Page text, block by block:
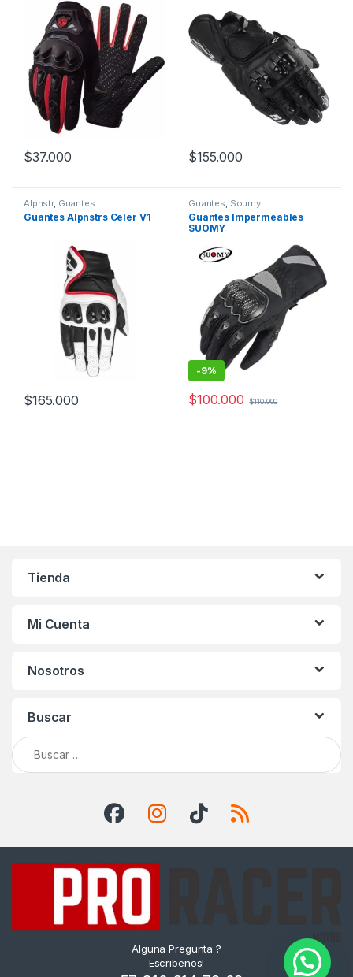
$37.000 $155.000
Alpnstr, Guantes
Guantes Alpnstrs Celer V1
$165.000
Guantes Soumy
Guantes Impermeables
SUOMY
-9%
$100.000 $110.000
Tienda
Mi Cuenta
Nosotros
Buscar
Buscar:
Alguna Pregunta ?
Escribenos!